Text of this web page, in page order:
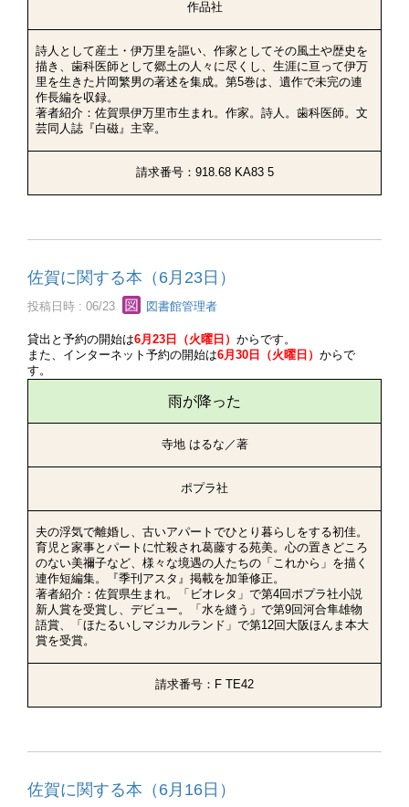
作品社
詩人として産土・伊万里を謳い、作家としてその風土や歴史を
描き、歯科医師として郷土の人々に尽くし、生涯に亘って伊万
里を生きた片岡繁男の著述を集成。第5巻は、遺作で未完の連
作長編を収録。
著者紹介：佐賀県伊万里市生まれ。作家。詩人。歯科医師。文
芸同人誌『白磁』主宰。
請求番号：918.68 KA83 5
佐賀に関する本（6月23日）
投稿日時 : 06/23 図書館管理者
貸出と予約の開始は6月23日（火曜日） からです。
また、インターネット予約の開始は6月30日（火曜日） からで
す。
雨が降った
寺地 はるな／著
ポプラ社
夫の浮気で離婚し、古いアパートでひとり暮らしをする初佳。
育児と家事とパートに忙殺され葛藤する苑美。心の置きどころ
のない美禰子など、様々な境遇の人たちの「これから」を描く
連作短編集。『季刊アスタ』掲載を加筆修正。
著者紹介：佐賀県生まれ。「ビオレタ」で第4回ポプラ社小説
新人賞を受賞し、デビュー。「水を縫う」で第9回河合隼雄物
語賞、「ほたるいしマジカルランド」で第12回大阪ほんま本大
賞を受賞。
請求番号：F TE42
佐賀に関する本（6月16日）